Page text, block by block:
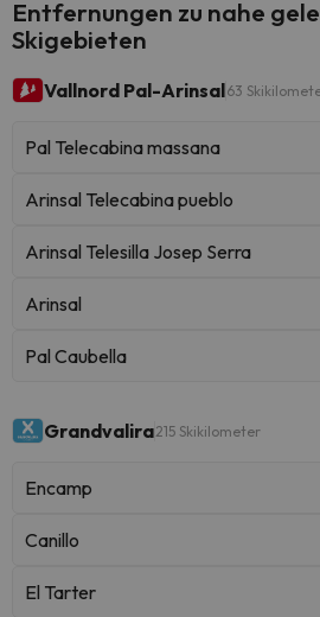
Entfernungen zu nahe
Skigebieten
Vallnord Pal-Arinsal63
Pal Telecabina massana
Arinsal Telecabina pueblo
Arinsal Telesilla Josep Serra
Arinsal
Pal Caubella
Grandvalira215 Skikilometer
Encamp
Canillo
El Tarter